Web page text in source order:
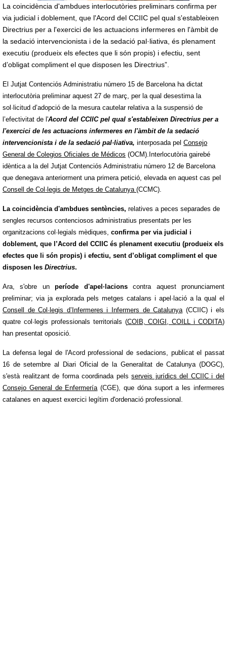
La coincidència d'ambdues interlocutòries preliminars confirma per
via judicial i doblement, que l'Acord del CCIIC pel qual s'estableixen
Directrius per a l'exercici de les actuacions infermeres en l'àmbit de
la sedació intervencionista i de la sedació pal·liativa, és plenament
executiu (produeix els efectes que li són propis) i efectiu, sent
d’obligat compliment el que disposen les Directrius”.
El Jutjat Contenciós Administratiu número 15 de Barcelona ha dictat
interlocutòria preliminar aquest 27 de març, per la qual desestima la
sol·licitud d’adopció de la mesura cautelar relativa a la suspensió de
l’efectivitat de l'Acord del CCIIC pel qual s'estableixen Directrius per a
l'exercici de les actuacions infermeres en l'àmbit de la sedació
intervencionista i de la sedació pal·liativa, interposada pel Consejo
General de Colegios Oficiales de Médicos (OCM).Interlocutòria gairebé
idèntica a la del Jutjat Contenciós Administratiu número 12 de Barcelona
que denegava anteriorment una primera petició, elevada en aquest cas pel
Consell de Col·legis de Metges de Catalunya (CCMC).
La coincidència d'ambdues sentències, relatives a peces separades de
sengles recursos contenciosos administratius presentats per les
organitzacions col·legials mèdiques, confirma per via judicial i
doblement, que l’Acord del CCIIC és plenament executiu (produeix els
efectes que li són propis) i efectiu, sent d’obligat compliment el que
disposen les Directrius.
Ara, s'obre unperíode d'apel·lacionscontra aquest pronunciament
preliminar; via ja explorada pels metges catalans i apel·lació a la qual el
Consell de Col·legis d’Infermeres i Infermers de Catalunya(CCIIC) i els
quatre col·legis professionals territorials (COIB, COIGI, COILL i CODITA)
han presentat oposició.
La defensa legal de l'Acord professional de sedacions, publicat el passat
16 de setembre al Diari Oficial de la Generalitat de Catalunya (DOGC),
s'està realitzant de forma coordinada pelsserveis jurídics del CCIIC i del
Consejo General de Enfermería(CGE), que dóna suport a les infermeres
catalanes en aquest exercici legítim d'ordenació professional.